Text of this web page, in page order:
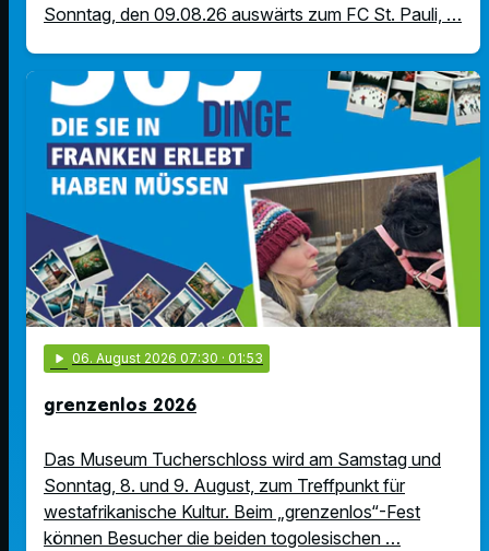
Sonntag, den 09.08.26 auswärts zum FC St. Pauli, …
play_arrow 06. August 2026 07:30 · 01:53
grenzenlos 2026
Das Museum Tucherschloss wird am Samstag und
Sonntag, 8. und 9. August, zum Treffpunkt für
westafrikanische Kultur. Beim „grenzenlos“-Fest
können Besucher die beiden togolesischen …